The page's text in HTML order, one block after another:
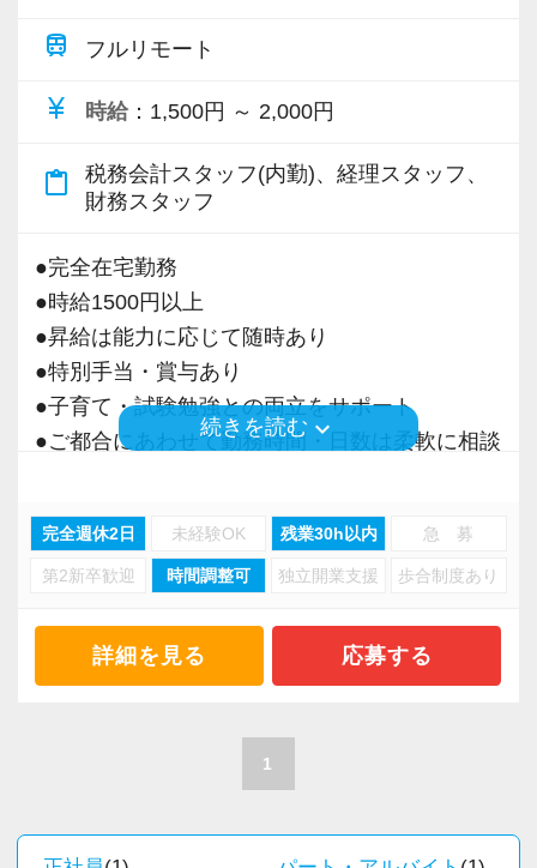
・書籍購入費／研修費は全額会社負担
・資格取得を目指す社員が多数
＜募集の背景＞
・事業拡大に伴う増員募集
・組織力強化に向けた採用
・将来の中核人材を募集
＜先輩スタッフの声＞
Q. 当事務所を選んだ理由は？
A. 幅広い業務を経験できる点に魅力を感じ、入
Q. 実際に働いてみてどうですか？
A. さまざまな業務を任せてもらえるので、以前
より成長スピードが上がったと感じています。
Q. 職場の雰囲気は？
場だと感じています。
・税務経験を活かして成長したい方
train フルリモート
currency_yen 時給 ：1,500円 ～ 2,000円
content_paste
税務会計スタッフ(内勤)、経理スタッフ、
財務スタッフ
●完全在宅勤務
●時給1500円以上
●昇給は能力に応じて随時あり
●特別手当・賞与あり
●子育て・試験勉強との両立をサポート
●ご都合にあわせて勤務時間・日数は柔軟に相談
当事務所は、創業期や成長期の企業を中心に支
現代では電子化が進んでいることから人も会社
も生産性が求められており、当事務所でもDXを
職員一人ひとりの力がそのまま事業運営に直結
するところで、個人事務所ならではの面白さと
新しいチャレンジが沢山ありますので、飽きる
続きを読む keyboard_arrow_down
完全週休2日 未経験OK 残業30h以内 急 募
第2新卒歓迎 時間調整可 独立開業支援 歩合制度あり
詳細を見る 応募する
1